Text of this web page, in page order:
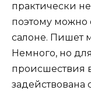
практически
поэтому можно
салоне. Пишет
Немного, но
происшествия
задействована